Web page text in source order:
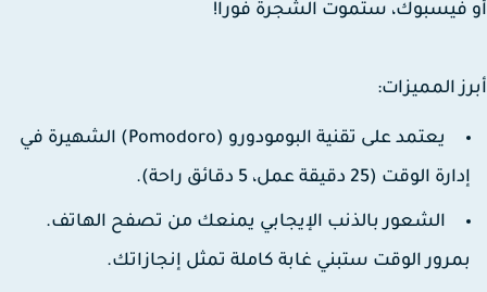
فيسبوك،ستموت الشجرة فوراً!
المميزات:
يعتمد على تقنية البومودورو (Pomodoro) الشهيرة في
الوقت (25 دقيقة عمل، 5 دقائق راحة).
الشعور بالذنب الإيجابي يمنعك من تصفح الهاتف.
الوقت ستبني غابة كاملة تمثل إنجازاتك.